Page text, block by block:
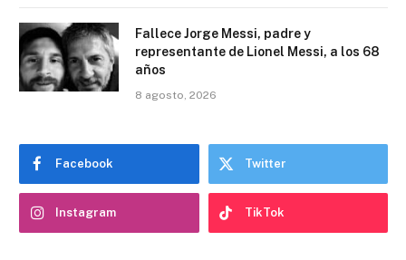
Fallece Jorge Messi, padre y
representante de Lionel Messi, a los 68
años
8 agosto, 2026
Facebook Twitter
Instagram TikTok